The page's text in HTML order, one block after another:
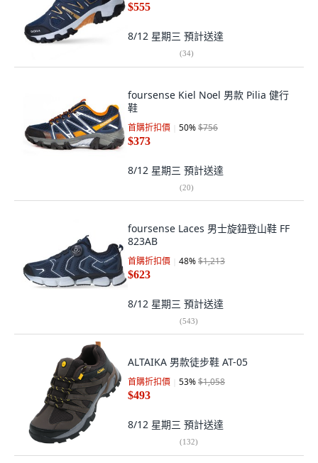
$555
8/12 星期三 預計送達
(34)
foursense Kiel Noel 男款 Pilia 健行
鞋
首購折扣價 50%$756
$373
8/12 星期三 預計送達
(20)
foursense Laces 男士旋鈕登山鞋 FF
823AB
首購折扣價 48%$1,213
$623
8/12 星期三 預計送達
(543)
ALTAIKA 男款徒步鞋 AT-05
首購折扣價 53%$1,058
$493
8/12 星期三 預計送達
(132)